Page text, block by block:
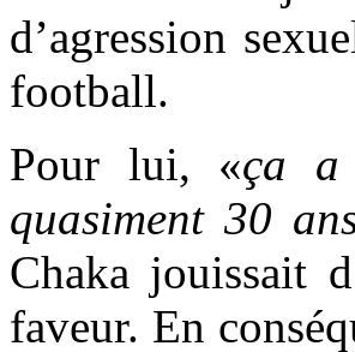
d’agression
football.
Pour lui, «ça a
quasiment 30
Chaka jouissait
faveur. En